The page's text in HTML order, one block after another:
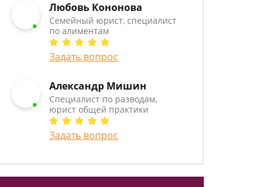
Любовь Кононова
Семейный юрист, специалист
по алиментам
Задать вопрос
Александр Мишин
Специалист по разводам,
юрист общей практики
Задать вопрос